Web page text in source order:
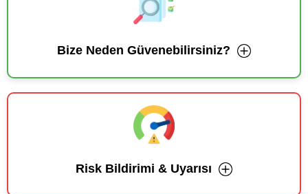
Bize Neden Güvenebilirsiniz?
Risk Bildirimi & Uyarısı